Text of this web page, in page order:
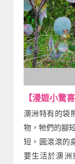
【漫遊小驚
澳洲特有的袋
物，牠們的腳
短，圓滾滾的
要生活於澳洲